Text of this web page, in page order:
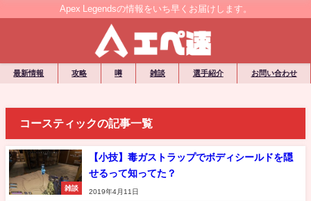
Apex Legendsの情報をいち早くお届けします。
最新情報 攻略 噂 雑談 選手紹介 お問い合わせ
コースティックの記事一覧
雑談
【小技】毒ガストラップでボディシールドを隠
せるって知ってた？
2019年4月11日